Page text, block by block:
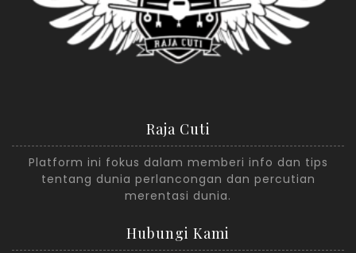
Raja Cuti
Platform ini fokus dalam memberi info dan tips
tentang dunia perlancongan dan percutian
merentasi dunia.
Hubungi Kami